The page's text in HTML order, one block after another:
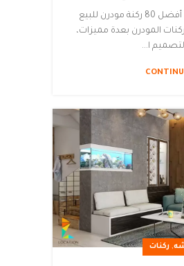
ركنات مودرن بأفضل اسعار | أفضل 80 ركنة مودرن للبيع
المودرن بعدة مميزات،
ا...
, ركنات